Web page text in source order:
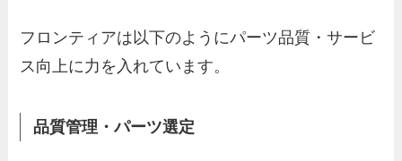
フロンティアは以下のようにパーツ品質・サービ
ス向上に力を入れています。
品質管理・パーツ選定